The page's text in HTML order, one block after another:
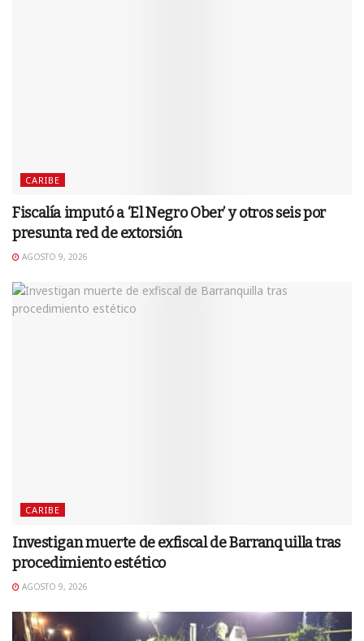
CARIBE
Fiscalía imputó a ‘El Negro Ober’ y otros seis por
presunta red de extorsión
AGOSTO 9, 2026
CARIBE
Investigan muerte de exfiscal de Barranquilla tras
procedimiento estético
AGOSTO 9, 2026